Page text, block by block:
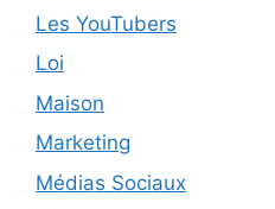
Les YouTubers
Loi
Maison
Marketing
Médias Sociaux